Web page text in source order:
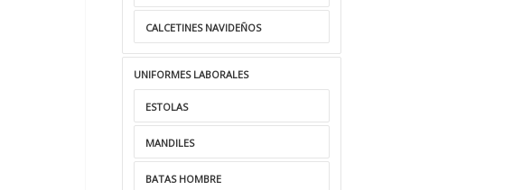
CALCETINES NAVIDEÑOS
UNIFORMES LABORALES
ESTOLAS
MANDILES
BATAS HOMBRE